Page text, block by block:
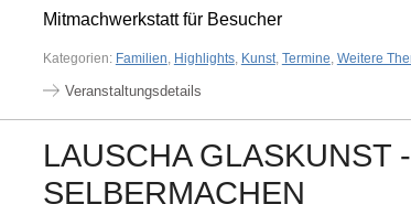
Mitmachwerkstatt für Besucher
Kategorien: Familien, Highlights, Kunst, Termine, Weitere
Veranstaltungsdetails
LAUSCHA GLASKUNST -
SELBERMACHEN